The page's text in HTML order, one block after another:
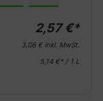
2,57 €*
3,06 €inkl. MwSt.
5,14 €* / 1 L